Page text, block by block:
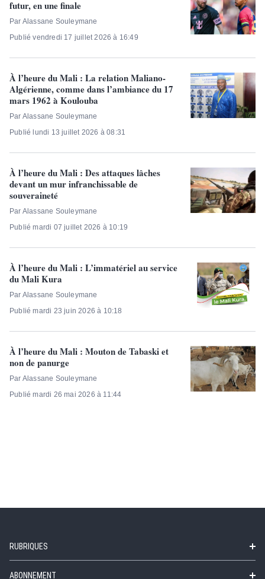
futur, en une finale
Par Alassane Souleymane
Publié vendredi 17 juillet 2026 à 16:49
À l’heure du Mali : La relation Maliano-
Algérienne, comme dans l’ambiance du 17
mars 1962 à Koulouba
Par Alassane Souleymane
Publié lundi 13 juillet 2026 à 08:31
À l’heure du Mali : Des attaques lâches
devant un mur infranchissable de
souveraineté
Par Alassane Souleymane
Publié mardi 07 juillet 2026 à 10:19
À l’heure du Mali : L’immatériel au service
du Mali Kura
Par Alassane Souleymane
Publié mardi 23 juin 2026 à 10:18
À l’heure du Mali : Mouton de Tabaski et
non de panurge
Par Alassane Souleymane
Publié mardi 26 mai 2026 à 11:44
RUBRIQUES
ABONNEMENT